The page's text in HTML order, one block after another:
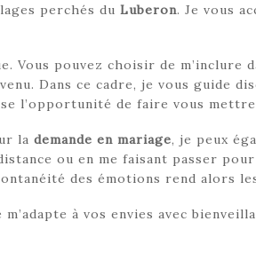
perchés du Luberon. Je vous
pouvez choisir de m’inclure
Dans ce cadre, je vous guide
l’opportunité de faire vous
la demande en mariage, je peux
ou en me faisant passer
des émotions rend alors
à vos envies avec